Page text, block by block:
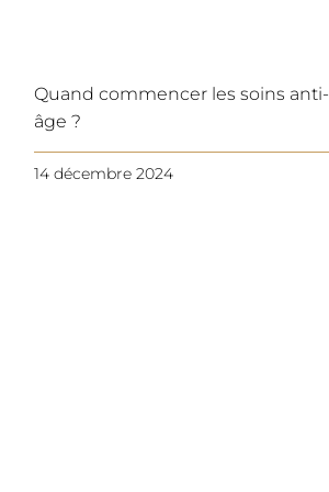
Quand commencer les soins anti-
âge ?
14 décembre 2024